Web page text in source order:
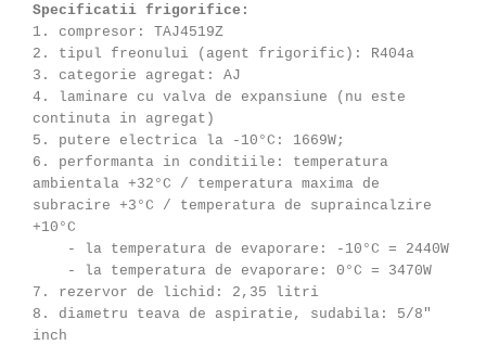
Specificatii frigorifice:
1. compresor: TAJ4519Z
2. tipul freonului (agent frigorific): R404a
3. categorie agregat: AJ
4. laminare cu valva de expansiune (nu este
continuta in agregat)
5. putere electrica la -10°C: 1669W;
6. performanta in conditiile: temperatura
ambientala +32°C / temperatura maxima de
subracire +3°C / temperatura de supraincalzire
+10°C
- la temperatura de evaporare: -10°C = 2440W
- la temperatura de evaporare: 0°C = 3470W
7. rezervor de lichid: 2,35 litri
8. diametru teava de aspiratie, sudabila: 5/8"
inch